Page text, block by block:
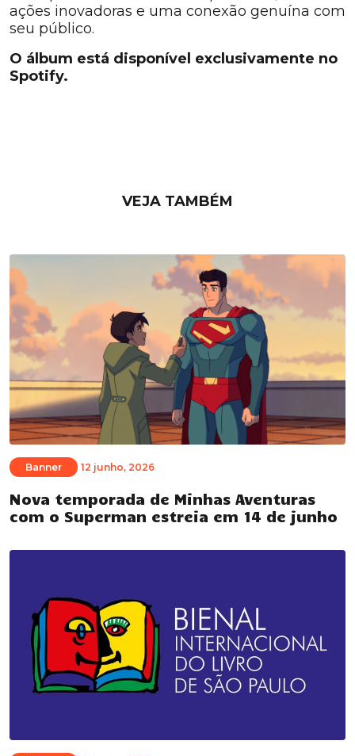
ações inovadoras e uma conexão genuína com
seu público.
O álbum está disponível exclusivamente no
Spotify.
VEJA TAMBÉM
Banner 12 junho, 2026
Nova temporada de Minhas Aventuras
com o Superman estreia em 14 de junho